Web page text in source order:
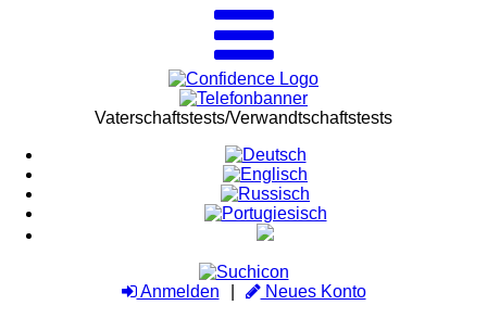
Vaterschaftstests/Verwandtschaftstests
Anmelden
Neues Konto